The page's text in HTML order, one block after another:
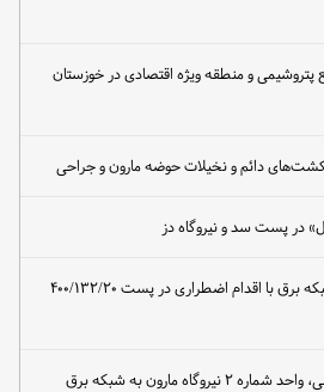
پتروشیمی و منطقه ویژه اقتصادی در خوزستان
دائم و نخیلات حوضه مارون و جراحی
در پست سد و نیروگاه دز
جلوگیری از خاموشی گسترده شبکه برق با اقدام اضطراری در پست ۴۰۰/۱۳۲/۲۰
پس از اجرای عملیات گسترده فنی، واحد شماره ۲ نیروگاه مارون به شبکه برق